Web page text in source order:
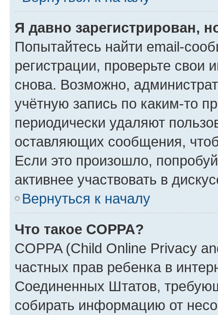
Я давно зарегистрирован,
Попытайтесь найти email-
регистрации, проверьте свои
снова. Возможно,
учётную запись по каким-то
периодически удаляют
оставляющих сообщения,
Если это произошло,
активнее участвовать в
Вернуться к началу
Что такое COPPA?
COPPA (Child Online Privacy
частных прав ребенка в
Соединенных Штатов,
собирать информацию от